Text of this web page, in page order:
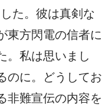
た。彼は真剣な
東方閃電の信者に
。私は思いまし
のに。どうしてお
非難宣伝の内容を